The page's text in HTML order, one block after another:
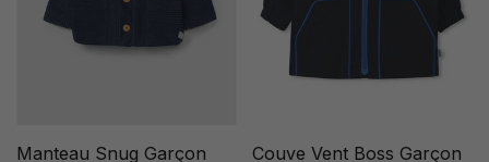
Manteau Snug Garçon Couve Vent Boss Garçon